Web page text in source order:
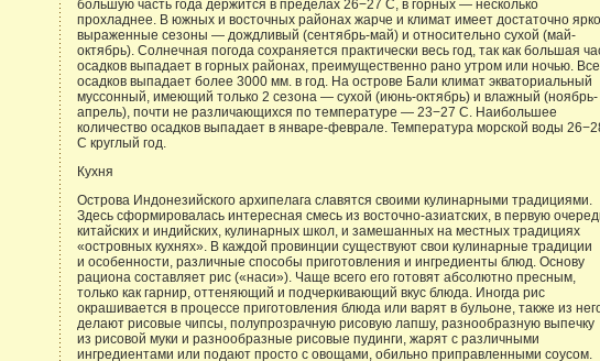
большую часть года держится в пределах 26−27 С, в горных — несколько
прохладнее. В южных и восточных районах жарче и климат имеет достаточно ярко
выраженные сезоны — дождливый (сентябрь-май) и относительно сухой (май-
октябрь). Солнечная погода сохраняется практически весь год, так как большая
осадков выпадает в горных районах, преимущественно рано утром или ночью.
осадков выпадает более 3000 мм. в год. На острове Бали климат экваториальный
муссонный, имеющий только 2 сезона — сухой (июнь-октябрь) и влажный (ноябрь-
апрель), почти не различающихся по температуре — 23−27 С. Наибольшее
количество осадков выпадает в январе-феврале. Температура морской воды
С круглый год.
Кухня
Острова Индонезийского архипелага славятся своими кулинарными традициями.
Здесь сформировалась интересная смесь из восточно-азиатских, в первую
китайских и индийских, кулинарных школ, и замешанных на местных традициях
«островных кухнях». В каждой провинции существуют свои кулинарные традиции
и особенности, различные способы приготовления и ингредиенты блюд. Основу
рациона составляет рис («наси»). Чаще всего его готовят абсолютно пресным,
только как гарнир, оттеняющий и подчеркивающий вкус блюда. Иногда рис
окрашивается в процессе приготовления блюда или варят в бульоне, также из
делают рисовые чипсы, полупрозрачную рисовую лапшу, разнообразную выпечку
из рисовой муки и разнообразные рисовые пудинги, жарят с различными
ингредиентами или подают просто с овощами, обильно приправленными соусом.